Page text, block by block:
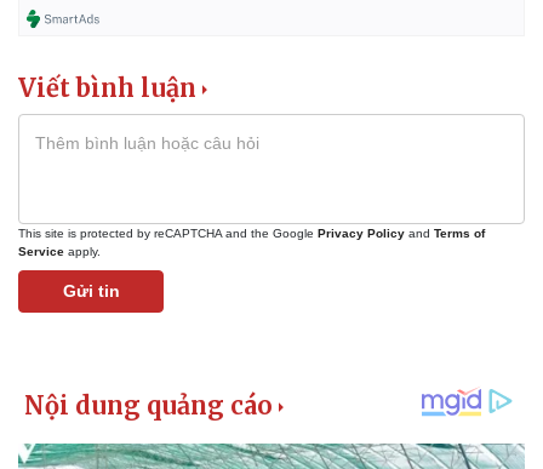
Viết bình luận
This site is protected by reCAPTCHA and the Google Privacy Policy and Terms of
Service apply.
Gửi tin